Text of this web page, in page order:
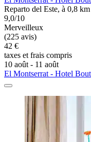
Reparto del Este, à 0,8
9,0/10
Merveilleux
(225 avis)
42 €
taxes et frais compris
10 août - 11 août
El Montserrat - Hotel